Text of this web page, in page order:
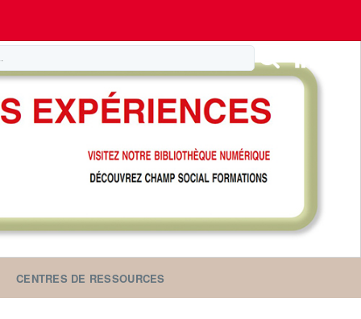
CENTRES DE RESSOURCES